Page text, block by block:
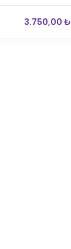
3.750,00 ₺